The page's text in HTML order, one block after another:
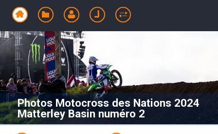
Photos Motocross des Nations 2024
Matterley Basin numéro 2